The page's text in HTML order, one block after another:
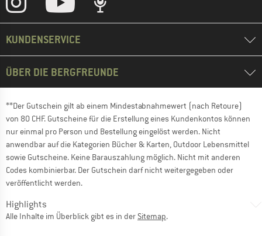
KUNDENSERVICE
ÜBER DIE BERGFREUNDE
**Der Gutschein gilt ab einem Mindestabnahmewert (nach Retoure)
von 80 CHF. Gutscheine für die Erstellung eines Kundenkontos können
nur einmal pro Person und Bestellung eingelöst werden. Nicht
anwendbar auf die Kategorien Bücher & Karten, Outdoor Lebensmittel
sowie Gutscheine. Keine Barauszahlung möglich. Nicht mit anderen
Codes kombinierbar. Der Gutschein darf nicht weitergegeben oder
veröffentlicht werden.
Highlights
Alle Inhalte im Überblick gibt es in der Sitemap.